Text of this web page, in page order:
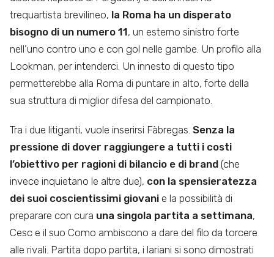
trequartista brevilineo, la Roma ha un disperato
bisogno di un numero 11, un esterno sinistro forte
nell’uno contro uno e con gol nelle gambe. Un profilo alla
Lookman, per intenderci. Un innesto di questo tipo
permetterebbe alla Roma di puntare in alto, forte della
sua struttura di miglior difesa del campionato.
Tra i due litiganti, vuole inserirsi Fàbregas. Senza la
pressione di dover raggiungere a tutti i costi
l’obiettivo per ragioni di bilancio e di brand (che
invece inquietano le altre due), con la spensieratezza
dei suoi coscientissimi giovani e la possibilità di
preparare con cura una singola partita a settimana,
Cesc e il suo Como ambiscono a dare del filo da torcere
alle rivali. Partita dopo partita, i lariani si sono dimostrati